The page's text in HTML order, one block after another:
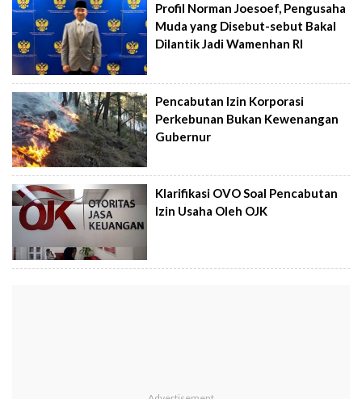
Profil Norman Joesoef, Pengusaha
Muda yang Disebut-sebut Bakal
Dilantik Jadi Wamenhan RI
Pencabutan Izin Korporasi
Perkebunan Bukan Kewenangan
Gubernur
Klarifikasi OVO Soal Pencabutan
Izin Usaha Oleh OJK